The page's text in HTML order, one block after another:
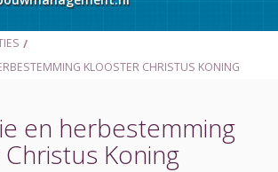
KLOOSTER CHRISTUS KONING
en herbestemming
Koning